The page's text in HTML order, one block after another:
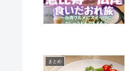
まとめ